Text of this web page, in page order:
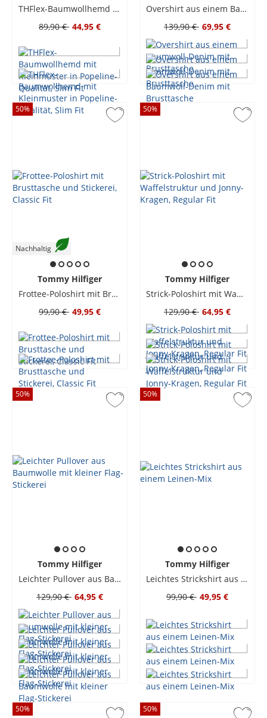
THFlex-Baumwollhemd mit Kleinmuster in Popeline-Qualität, Slim Fit
89,90 € 44,95 €
Overshirt aus einem Baumwoll-Denim mit Brusttasche
139,90 € 69,95 €
50%
Nachhaltig
Tommy Hilfiger
Frottee-Poloshirt mit Brusttasche und Stickerei, Classic Fit
99,90 € 49,95 €
50%
Tommy Hilfiger
Strick-Poloshirt mit Waffelstruktur und Jonny-Kragen, Regular Fit
129,90 € 64,95 €
50%
Tommy Hilfiger
Leichter Pullover aus Baumwolle mit kleiner Flag-Stickerei
129,90 € 64,95 €
50%
Tommy Hilfiger
Leichtes Strickshirt aus einem Leinen-Mix
99,90 € 49,95 €
50% 50%